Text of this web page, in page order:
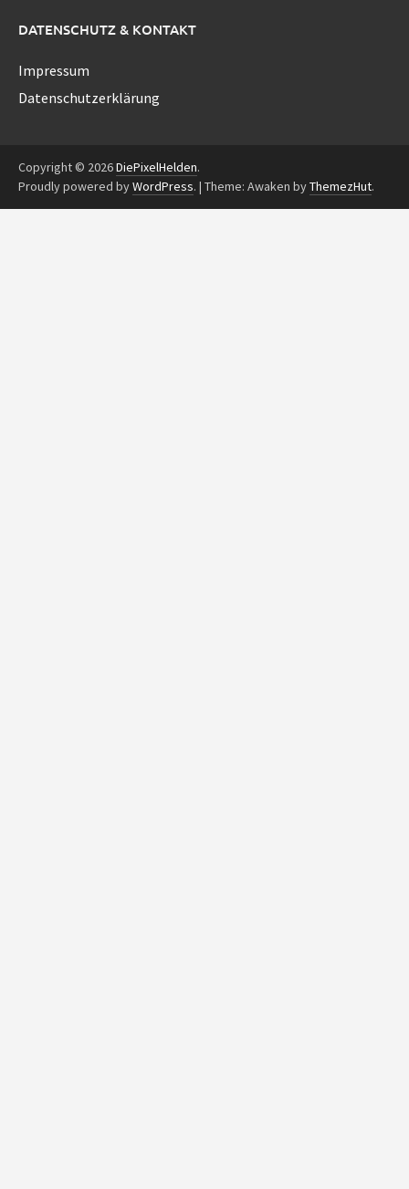
DATENSCHUTZ & KONTAKT
Impressum
Datenschutzerklärung
Copyright © 2026DiePixelHelden.
Proudly powered byWordPress. | Theme: Awaken byThemezHut.